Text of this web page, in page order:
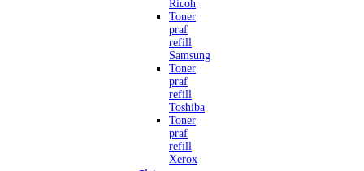
Ricoh
Toner
praf
refill
Samsung
Toner
praf
refill
Toshiba
Toner
praf
refill
Xerox